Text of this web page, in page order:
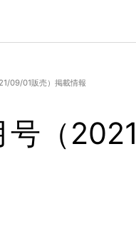
09/01販売）掲載情報
号（